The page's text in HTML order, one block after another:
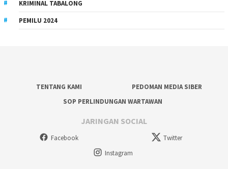
KRIMINAL TABALONG
PEMILU 2024
TENTANG KAMI
PEDOMAN MEDIA SIBER
SOP PERLINDUNGAN WARTAWAN
JARINGAN SOCIAL
Facebook
Twitter
Instagram